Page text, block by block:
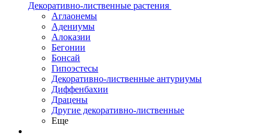
Декоративно-лиственные растения
Аглаонемы
Адениумы
Алоказии
Бегонии
Бонсай
Гипоэстесы
Декоративно-лиственные антуриумы
Диффенбахии
Драцены
Другие декоративно-лиственные
Еще